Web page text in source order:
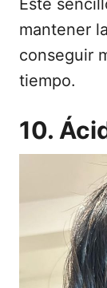
mantener
conseguir
tiempo.
10.